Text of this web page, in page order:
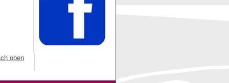
oben